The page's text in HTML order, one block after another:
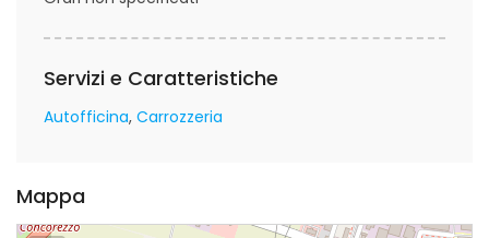
Servizi e Caratteristiche
Autofficina Carrozzeria
Mappa